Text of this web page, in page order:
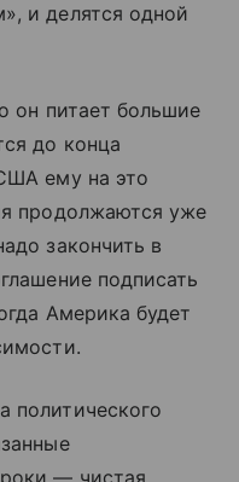
и делятся одной
он питает большие
до конца
ему на это
продолжаются уже
закончить в
подписать
Америка будет
политического